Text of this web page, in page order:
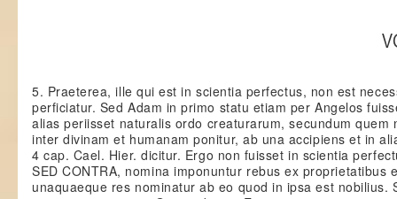
5. Praeterea, ille qui est in scientia perfectus, non est
perficiatur. Sed Adam in primo statu etiam per Angelos
alias periisset naturalis ordo creaturarum, secundum quem
inter divinam et humanam ponitur, ab una accipiens et in
4 cap. Cael. Hier. dicitur. Ergo non fuisset in scientia
SED CONTRA, nomina imponuntur rebus ex proprietatibus
unaquaeque res nominatur ab eo quod in ipsa est nobilius.